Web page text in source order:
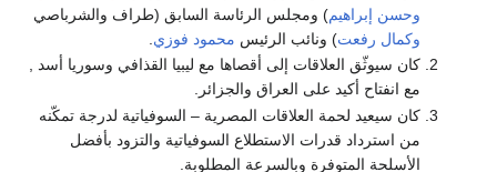
وحسن إبراهيم) ومجلس الرئاسة السابق (طراف والشرباصي
وكمال رفعت) ونائب الرئيس محمود فوزي
كان سيوثّق العلاقات إلى أقصاها مع ليبيا القذافي وسوريا أسد ,
مع انفتاح أكيد على العراق والجزائر.
كان سيعيد لحمة العلاقات المصرية – السوفياتية لدرجة تمكّنه
من استرداد قدرات الاستطلاع السوفياتية والتزود بأفضل
الأسلحة المتوفرة وبالسرعة المطلوبة.